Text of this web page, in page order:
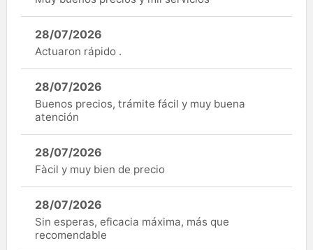
28/07/2026
Actuaron rápido .
28/07/2026
Buenos precios, trámite fácil y muy buena
atención
28/07/2026
Fàcil y muy bien de precio
28/07/2026
Sin esperas, eficacia máxima, más que
recomendable